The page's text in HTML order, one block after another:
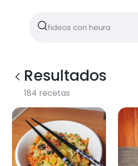
Resultados
184 recetas